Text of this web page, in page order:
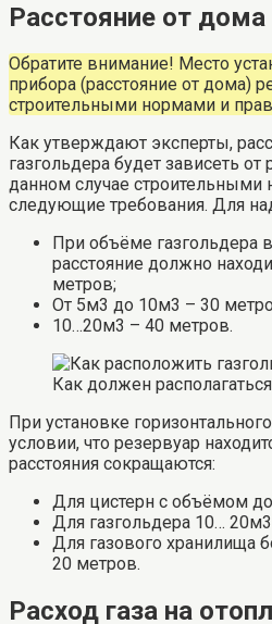
Расстояние от дома
Обратите внимание! Место
прибора (расстояние от дома)
строительными нормами и
Как утверждают эксперты,
газгольдера будет зависеть
данном случае
следующие требования. Для
При объёме газгольдера
расстояние должно
метров;
От 5м3 до 10м3 – 30
10…20м3 – 40 метров.
Как должен
При установке
условии, что резервуар
расстояния сокращаются:
Для цистерн с объёмом
Для газгольдера 10…
Для газового хранилища
20 метров.
Расход газа на